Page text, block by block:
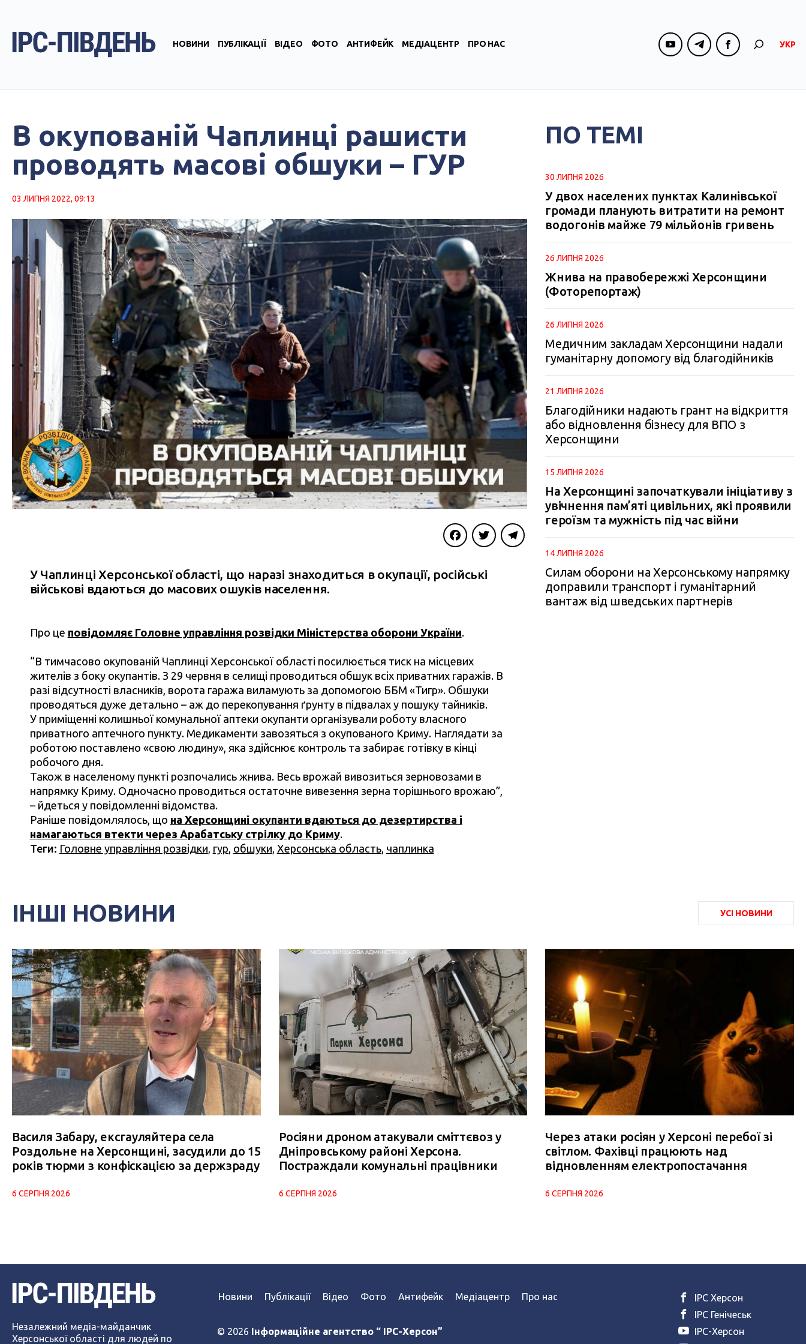
НОВИНИ ПУБЛІКАЦІЇ ВІДЕО ФОТО АНТИФЕЙК МЕДІАЦЕНТР ПРО НАС УКР
В окупованій Чаплинці рашисти
проводять масові обшуки – ГУР
03 ЛИПНЯ 2022, 09:13
У Чаплинці Херсонської області, що наразі знаходиться в окупації, російські
військові вдаються до масових ошуків населення.
Про це повідомляє Головне управління розвідки Міністерства оборони України.
“В тимчасово окупованій Чаплинці Херсонської області посилюється тиск на місцевих
жителів з боку окупантів. З 29 червня в селищі проводиться обшук всіх приватних гаражів. В
разі відсутності власників, ворота гаража виламують за допомогою ББМ «Тигр». Обшуки
проводяться дуже детально – аж до перекопування ґрунту в підвалах у пошуку тайників.
У приміщенні колишньої комунальної аптеки окупанти організували роботу власного
приватного аптечного пункту. Медикаменти завозяться з окупованого Криму. Наглядати за
роботою поставлено «свою людину», яка здійснює контроль та забирає готівку в кінці
робочого дня.
Також в населеному пункті розпочались жнива. Весь врожай вивозиться зерновозами в
напрямку Криму. Одночасно проводиться остаточне вивезення зерна торішнього врожаю”,
– йдеться у повідомленні відомства.
Раніше повідомлялось, що на Херсонщині окупанти вдаються до дезертирства і
намагаються втекти через Арабатську стрілку до Криму.
Теги: Головне управління розвідки, гур, обшуки, Херсонська область, чаплинка
ПО ТЕМІ
30 ЛИПНЯ 2026
У двох населених пунктах Калинівської
громади планують витратити на ремонт
водогонів майже 79 мільйонів гривень
26 ЛИПНЯ 2026
Жнива на правобережжі Херсонщини
(Фоторепортаж)
26 ЛИПНЯ 2026
Медичним закладам Херсонщини надали
гуманітарну допомогу від благодійників
21 ЛИПНЯ 2026
Благодійники надають грант на відкриття
або відновлення бізнесу для ВПО з
Херсонщини
15 ЛИПНЯ 2026
На Херсонщині започаткували ініціативу з
увічнення пам’яті цивільних, які проявили
героїзм та мужність під час війни
14 ЛИПНЯ 2026
Силам оборони на Херсонському напрямку
доправили транспорт і гуманітарний
вантаж від шведських партнерів
ІНШІ НОВИНИ УСІ НОВИНИ
Василя Забару, ексгауляйтера села
Роздольне на Херсонщині, засудили до 15
років тюрми з конфіскацією за держзраду
6 СЕРПНЯ 2026
Росіяни дроном атакували сміттєвоз у
Дніпровському районі Херсона.
Постраждали комунальні працівники
6 СЕРПНЯ 2026
Через атаки росіян у Херсоні перебої зі
світлом. Фахівці працюють над
відновленням електропостачання
6 СЕРПНЯ 2026
Незалежний медіа-майданчик
Херсонської області для людей по
Новини Публікації Відео Фото Антифейк Медіацентр Про нас
© 2026 Інформаційне агентство “ IPC-Херсон”
ІРС Херсон
ІРС Генічеськ
ІРС-Херсон